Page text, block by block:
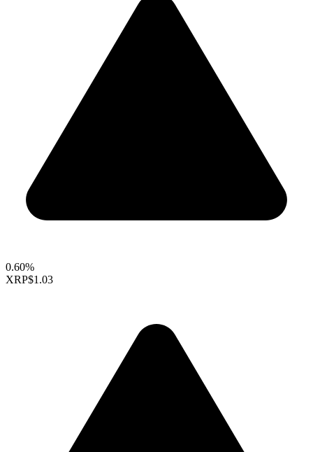
0.60%
XRP$1.03